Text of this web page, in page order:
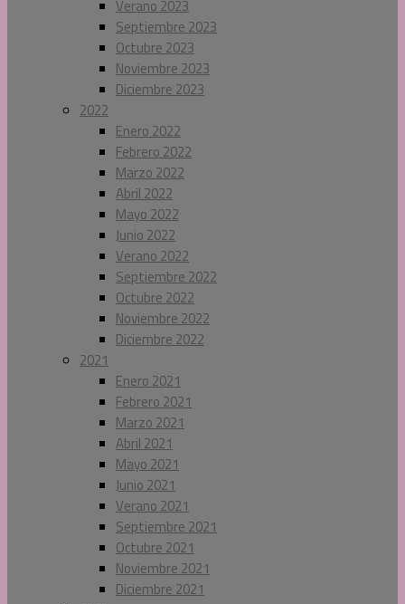
Verano 2023
Septiembre 2023
Octubre 2023
Noviembre 2023
Diciembre 2023
2022
Enero 2022
Febrero 2022
Marzo 2022
Abril 2022
Mayo 2022
Junio 2022
Verano 2022
Septiembre 2022
Octubre 2022
Noviembre 2022
Diciembre 2022
2021
Enero 2021
Febrero 2021
Marzo 2021
Abril 2021
Mayo 2021
Junio 2021
Verano 2021
Septiembre 2021
Octubre 2021
Noviembre 2021
Diciembre 2021